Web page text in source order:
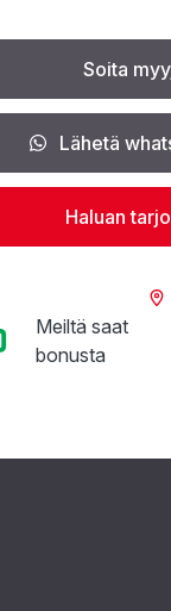
Soita
Lähetä
Haluan
Meiltä saat
bonusta